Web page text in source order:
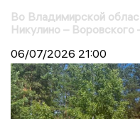
Во Владимирской
Никулино –
06/07/2026 21:00